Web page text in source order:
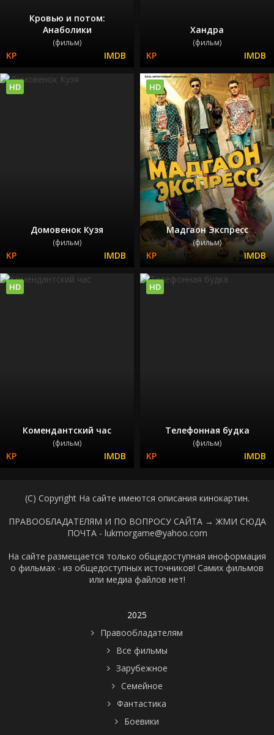
Кровью и потом:
Анаболики
(фильм)
Хандра
(фильм)
Домовенок Кузя
(фильм)
HD
Мадгаон Экспресс
(фильм)
HD
Комендантский час
(фильм)
HD
Телефонная будка
(фильм)
HD
(C) Copyright На сайте имеются описания кинокартин.
ПРАВООБЛАДАТЕЛЯМ И ПО ВОПРОСУ САЙТА → ЖМИ СЮДА
ПОЧТА - lukmorgame@yahoo.com
На сайте размещается только общедоступная иноформация
о фильмах - из общедоступных источников! Самих фильмов
или медиа файлов нет!
2025
Правообладателям
Все фильмы
Зарубежное
Семейное
Фантастика
Боевики